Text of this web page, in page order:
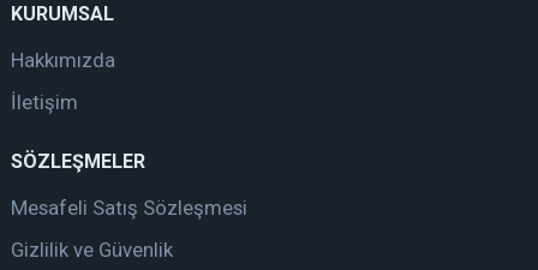
KURUMSAL
Hakkımızda
İletişim
SÖZLEŞMELER
Mesafeli Satış Sözleşmesi
Gizlilik ve Güvenlik